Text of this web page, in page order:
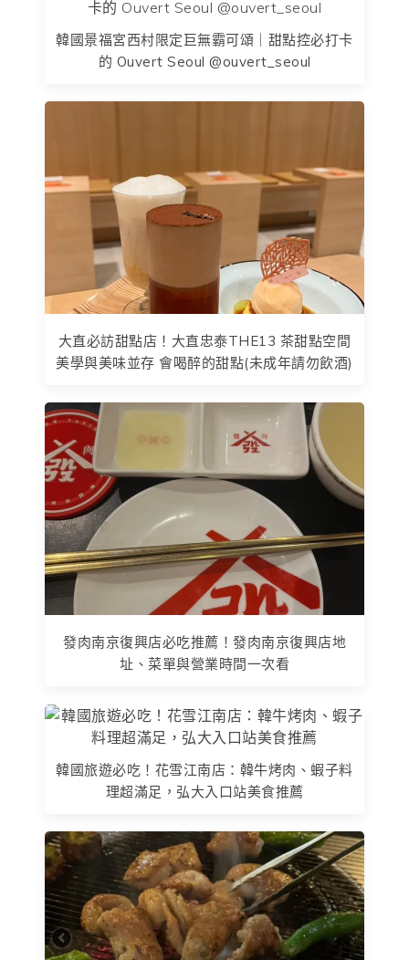
韓國景福宮西村限定巨無霸可頌｜甜點控必打卡
的 Ouvert Seoul @ouvert_seoul
大直必訪甜點店！大直忠泰THE13 茶甜點空間
美學與美味並存 會喝醉的甜點(未成年請勿飲酒)
發肉南京復興店必吃推薦！發肉南京復興店地
址、菜單與營業時間一次看
韓國旅遊必吃！花雪江南店：韓牛烤肉、蝦子料
理超滿足，弘大入口站美食推薦